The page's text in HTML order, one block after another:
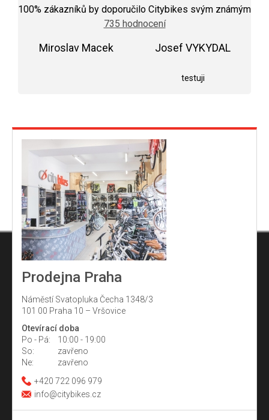
hodnocení
obchodu
je
100% zákazníků by doporučilo Citybikes svým známým
735 hodnocení
Miroslav Macek Josef VYKYDAL
testuji
Prodejna Praha
Náměstí Svatopluka Čecha 1348/3
101 00 Praha 10 – Vršovice
Otevírací doba
Po - Pá:
10:00 - 19:00
So:
zavřeno
Ne:
zavřeno
+420 722 096 979
info@citybikes.cz